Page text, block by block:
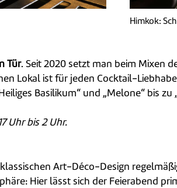
Himkok:
Tür. Seit 2020 setzt man beim Mixen
Lokal ist für jeden Cocktail-
Basilikum“ und „Melone“ bis
Uhr bis 2 Uhr.
Art-Déco-Design
Hier lässt sich der Feierabend